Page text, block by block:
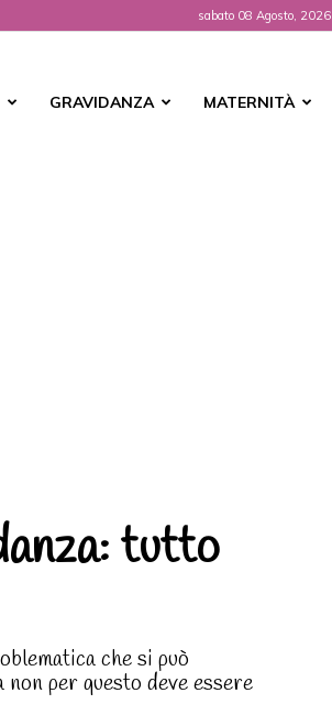
sabato 08 Agosto, 2026
GRAVIDANZA MATERNITÀ
tutto
che si può
per questo deve essere